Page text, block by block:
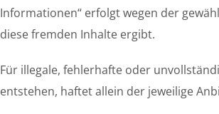
Informationen“ erfolgt wegen der
diese fremden Inhalte ergibt.
Für illegale, fehlerhafte oder
entstehen, haftet allein der jeweilige